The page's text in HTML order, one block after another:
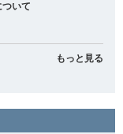
いて
もっと見る